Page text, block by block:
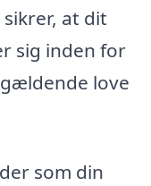
at dit
sig inden for
love
som din